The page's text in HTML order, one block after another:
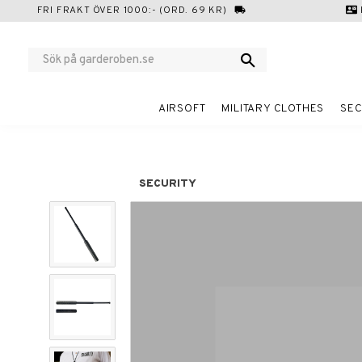
FRI FRAKT ÖVER 1000:- (ORD. 69 KR) local_shipping contact_mail
AIRSOFT MILITARY CLOTHES
SECURITY